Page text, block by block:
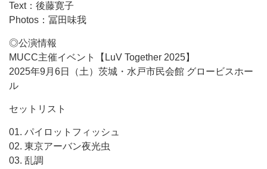
Text：後藤寛子
Photos：冨田味我
◎公演情報
MUCC主催イベント【LuV Together 2025】
2025年9月6日（土）茨城・水戸市民会館 グロービスホー
ル
セットリスト
01. パイロットフィッシュ
02. 東京アーバン夜光虫
03. 乱調